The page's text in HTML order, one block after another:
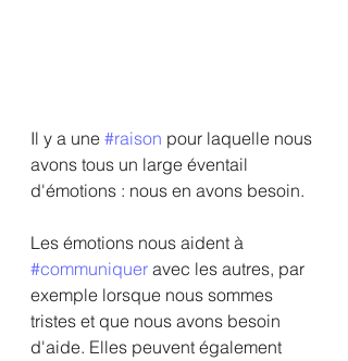
Il y a une #raison pour laquelle nous
avons tous un large éventail
d'émotions : nous en avons besoin.
Les émotions nous aident à
#communiquer avec les autres, par
exemple lorsque nous sommes
tristes et que nous avons besoin
d'aide. Elles peuvent également